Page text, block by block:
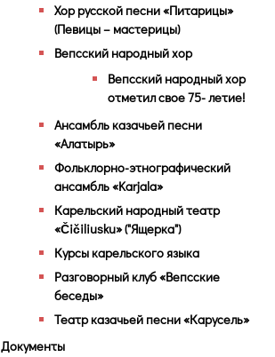
Хор русской песни «Питарицы»
(Певицы – мастерицы)
Вепсский народный хор
Вепсский народный хор
отметил свое 75- летие!
Ансамбль казачьей песни
«Алатырь»
Фольклорно-этнографический
ансамбль «Karjala»
Карельский народный театр
«Čičiliusku» ("Ящерка")
Курсы карельского языка
Разговорный клуб «Вепсские
беседы»
Театр казачьей песни «Карусель»
Документы